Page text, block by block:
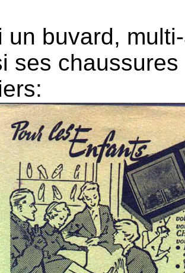
un buvard,
ses chaussures